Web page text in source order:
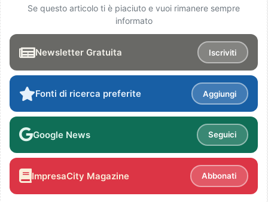
Se questo articolo ti è piaciuto e vuoi rimanere sempre
informato
Newsletter Gratuita Iscriviti
Fonti di ricerca preferite Aggiungi
Google News Seguici
ImpresaCity Magazine Abbonati